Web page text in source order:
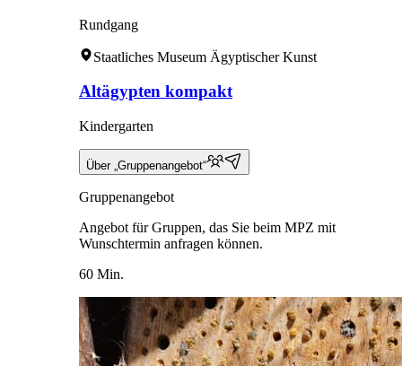
Rundgang
Staatliches Museum Ägyptischer Kunst
Altägypten kompakt
Kindergarten
Über „Gruppenangebot“
Gruppenangebot
Angebot für Gruppen, das Sie beim MPZ mit
Wunschtermin anfragen können.
60 Min.